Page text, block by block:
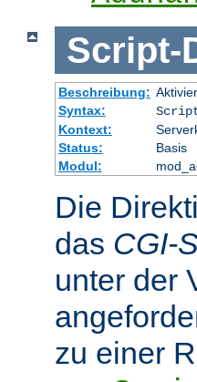
Script-
Beschreibung:
Syntax:
Kontext:
Status:
Basis
Modul:
Die
das CGI-
unter der
zu einer